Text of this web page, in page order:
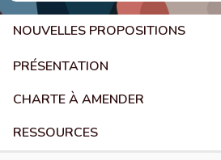
NOUVELLES PROPOSITIONS
PRÉSENTATION
CHARTE À AMENDER
RESSOURCES